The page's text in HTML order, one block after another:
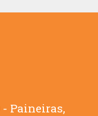
- Paineiras,